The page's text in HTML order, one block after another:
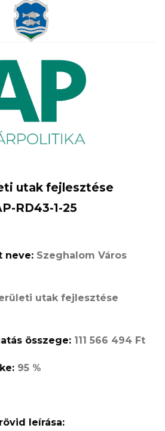
utak fejlesztése
RD43-1-25
neve: Szeghalom Város
utak fejlesztése
összege: 111 566 494 Ft
95 %
leírása: